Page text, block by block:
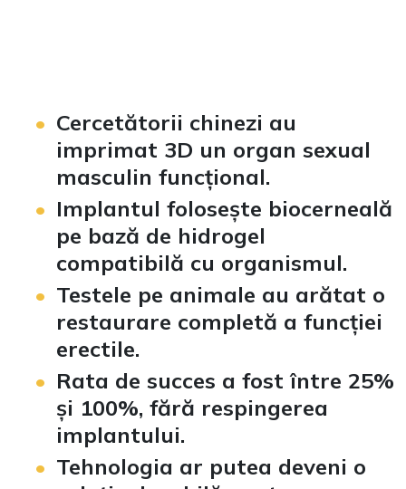
Cercetătorii chinezi au
imprimat 3D un organ sexual
masculin funcțional.
Implantul folosește biocerneală
pe bază de hidrogel
compatibilă cu organismul.
Testele pe animale au arătat o
restaurare completă a funcției
erectile.
Rata de succes a fost între 25%
și 100%, fără respingerea
implantului.
Tehnologia ar putea deveni o